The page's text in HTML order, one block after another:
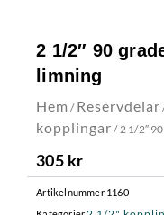
2 1/2″ 90
limning
Hem / Reservdelar
kopplingar / 2 1/2″
305 kr
Artikelnummer 1160